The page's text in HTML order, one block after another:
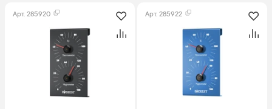
Арт. 285920 Арт. 285922